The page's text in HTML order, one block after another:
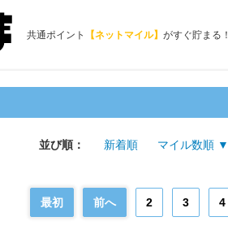
共通ポイント 【ネットマイル】 がすぐ貯まる！
並び順： 新着順 マイル数順 ▼
最初 前へ 2 3 4